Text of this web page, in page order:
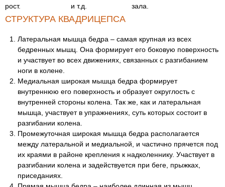
рост.
и т.д.
зала.
СТРУКТУРА КВАДРИЦЕПСА
Латеральная мышца бедра – самая крупная из всех
бедренных мышц. Она формирует его боковую поверхность
и участвует во всех движениях, связанных с разгибанием
ноги в колене.
Медиальная широкая мышца бедра формирует
внутреннюю его поверхность и образует округлость с
внутренней стороны колена. Так же, как и латеральная
мышца, участвует в упражнениях, суть которых состоит в
разгибании колена.
Промежуточная широкая мышца бедра располагается
между латеральной и медиальной, и частично прячется под
их краями в районе крепления к надколеннику. Участвует в
разгибании колена и задействуется при беге, прыжках,
приседаниях.